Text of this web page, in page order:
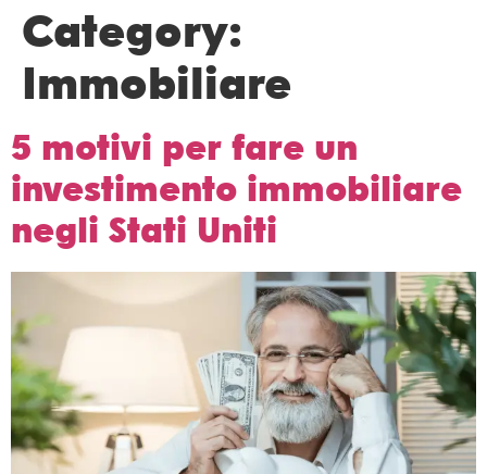
Category:
Immobiliare
5 motivi per fare un
investimento immobiliare
negli Stati Uniti